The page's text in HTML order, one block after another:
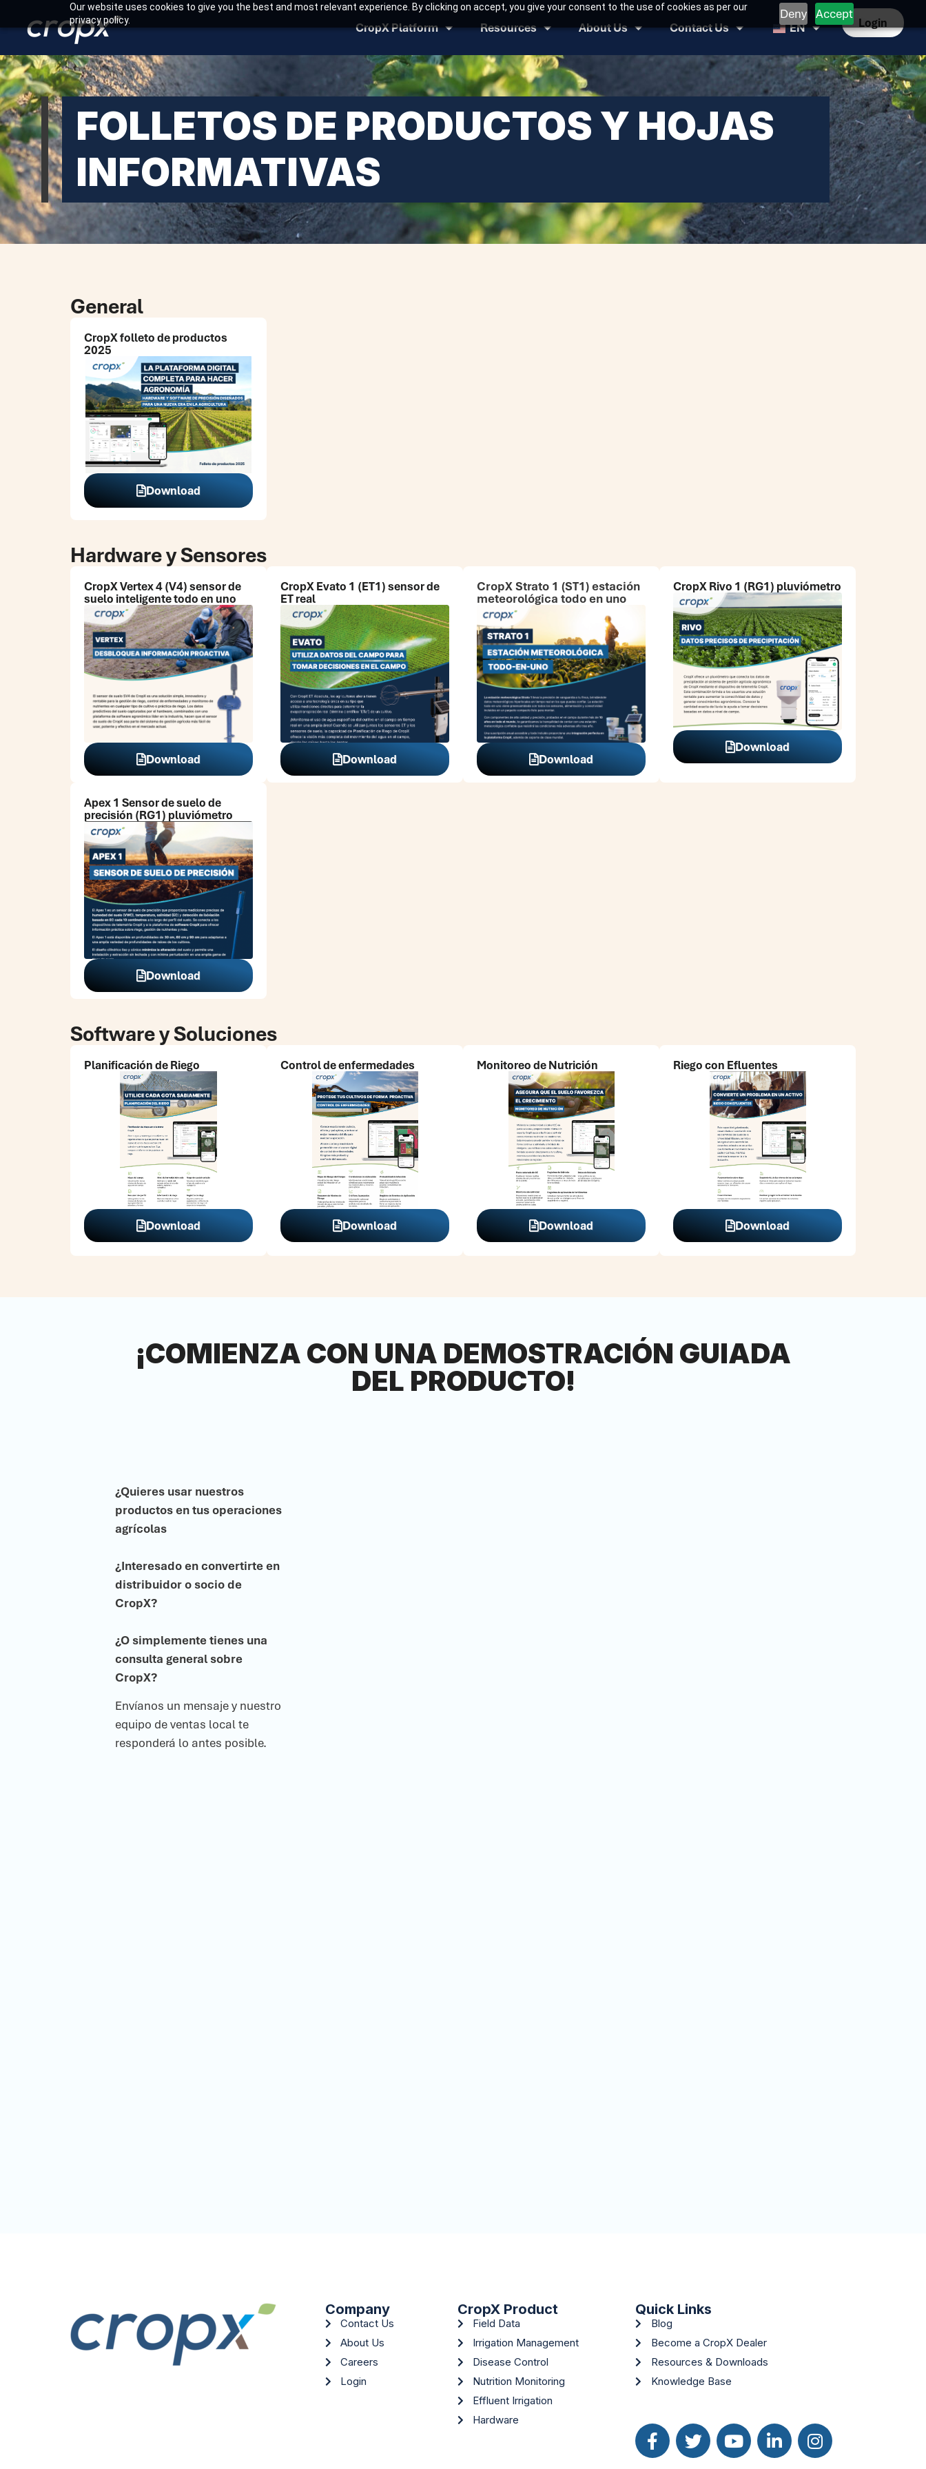
Our website uses cookies to give you the best and most relevant experience. By clicking on accept, you give your consent to the use of cookies as per our
privacy policy.
Deny Accept
CropX Platform
Resources About Us Contact Us EN Login
FOLLETOS DE PRODUCTOS Y HOJAS
INFORMATIVAS
General
CropX folleto de productos
2025
Download
Hardware y Sensores
CropX Vertex 4 (V4)sensor de
suelo inteligente todo en uno
Download
CropX Evato 1 (ET1)sensor de
ET real
Download
CropX Strato 1 (ST1)estación
meteorológica todo en uno
Download
CropX Rivo 1 (RG1) pluviómetro
Download
Apex 1 Sensor de suelo de
precisión (RG1) pluviómetro
Download
Software y Soluciones
Planificación de Riego
Download
Control de enfermedades
Download
Monitoreo de Nutrición
Download
Riego con Efluentes
Download
¡COMIENZA CON UNA DEMOSTRACIÓN GUIADA
DEL PRODUCTO!
¿Quieres usar nuestros
productos en tus operaciones
agrícolas
¿Interesado en convertirte en
distribuidor o socio de
CropX?
¿O simplemente tienes una
consulta general sobre
CropX?
Envíanos un mensaje y nuestro
equipo de ventas local te
responderá lo antes posible.
Company
Contact Us
About Us
Careers
Login
CropX Product
Field Data
Irrigation Management
Disease Control
Nutrition Monitoring
Effluent Irrigation
Hardware
Quick Links
Blog
Become a CropX Dealer
Resources & Downloads
Knowledge Base